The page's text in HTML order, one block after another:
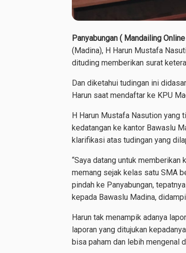
Panyabungan ( Mandailing
(Madina), H Harun Mustafa
dituding memberikan surat
Dan diketahui tudingan ini
Harun saat mendaftar ke KPU
H Harun Mustafa Nasution yang
kedatangan ke kantor Bawaslu
klarifikasi atas tudingan yang
“Saya datang untuk
memang sejak kelas satu SMA
pindah ke Panyabungan,
kepada Bawaslu Madina,
Harun tak menampik adanya
laporan yang ditujukan
bisa paham dan lebih mengenal